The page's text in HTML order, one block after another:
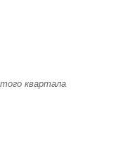
квартала